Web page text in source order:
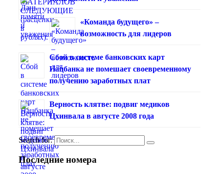
«Команда будущего» –
возможность для лидеров
Сбой в системе банковских карт
Нацбанка не помешает своевременному
получению заработных плат
Верность клятве: подвиг медиков
Цхинвала в августе 2008 года
Search for:
Последние номера